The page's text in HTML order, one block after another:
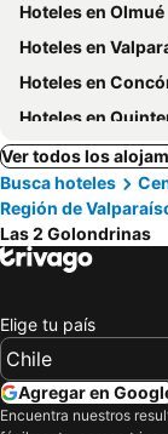
Hoteles en Olmué
Hoteles en
Hoteles en
Hoteles en
Ver todos los
Busca hoteles
Región de
Las 2 Golondrinas
Elige tu país
Agregar en
Encuentra nuestros